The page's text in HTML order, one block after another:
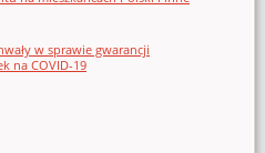
w sprawie gwarancji
na COVID-19